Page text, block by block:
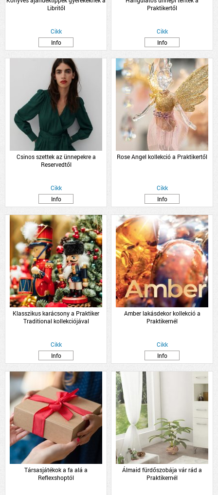
Libritől
Cikk
Info
Praktikertől
Cikk
Info
Csinos szettek az ünnepekre a
Reservedtől
Cikk
Info
Rose Angel kollekció a Praktikertől
Cikk
Info
Klasszikus karácsony a Praktiker
Traditional kollekciójával
Cikk
Info
Amber lakásdekor kollekció a
Praktikernél
Cikk
Info
Társasjátékok a fa alá a
Reflexshoptól
Álmaid fürdőszobája vár rád a
Praktikernél